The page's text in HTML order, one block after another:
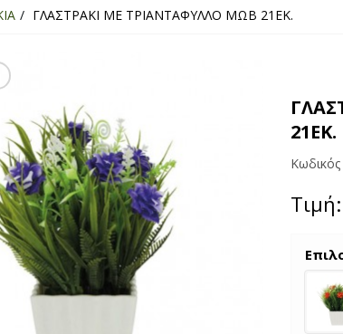
ΓΛΑΣΤΡΑΚΙ ΜΕ ΤΡΙΑΝTAΦΥΛΛΟ ΜΩΒ 21ΕΚ.
21ΕΚ.
Τιμή: